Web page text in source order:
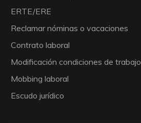
ERTE/ERE
Reclamar nóminas o vacaciones
Contrato laboral
Modificación condiciones de trabajo
Mobbing laboral
Escudo jurídico